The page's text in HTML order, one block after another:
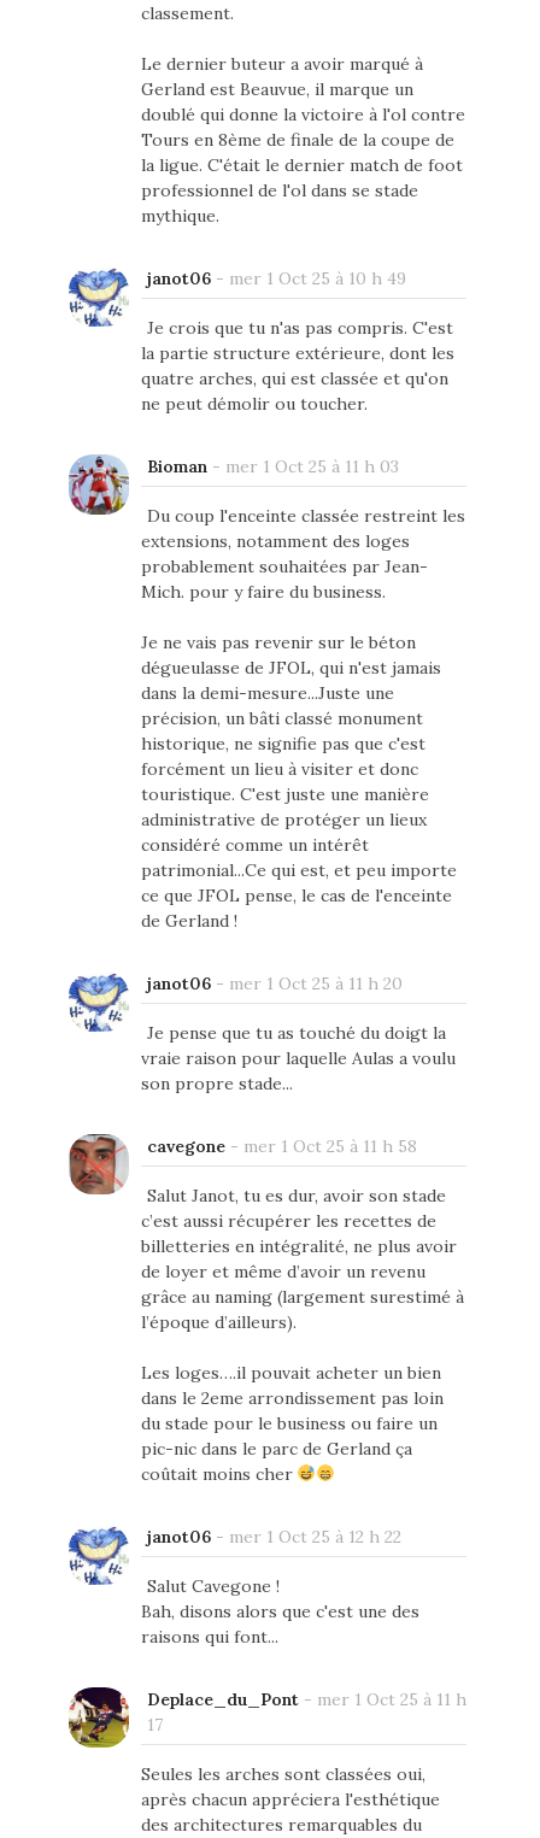
classement.
Le dernier buteur a avoir marqué à
Gerland est Beauvue, il marque un
doublé qui donne la victoire à l'ol contre
Tours en 8ème de finale de la coupe de
la ligue. C'était le dernier match de foot
professionnel de l'ol dans se stade
mythique.
janot06- mer 1 Oct 25 à 10 h 49
Je crois que tu n'as pas compris. C'est
la partie structure extérieure, dont les
quatre arches, qui est classée et qu'on
ne peut démolir ou toucher.
Bioman - mer 1 Oct 25 à 11 h 03
Du coup l'enceinte classée restreint les
extensions, notamment des loges
probablement souhaitées par Jean-
Mich. pour y faire du business.
Je ne vais pas revenir sur le béton
dégueulasse de JFOL, qui n'est jamais
dans la demi-mesure...Juste une
précision, un bâti classé monument
historique, ne signifie pas que c'est
forcément un lieu à visiter et donc
touristique. C'est juste une manière
administrative de protéger un lieux
considéré comme un intérêt
patrimonial...Ce qui est, et peu importe
ce que JFOL pense, le cas de l'enceinte
de Gerland !
janot06- mer 1 Oct 25 à 11 h 20
Je pense que tu as touché du doigt la
vraie raison pour laquelle Aulas a voulu
son propre stade...
cavegone- mer 1 Oct 25 à 11 h 58
Salut Janot, tu es dur, avoir son stade
c’est aussi récupérer les recettes de
billetteries en intégralité, ne plus avoir
de loyer et même d’avoir un revenu
grâce au naming (largement surestimé à
l’époque d’ailleurs).
Les loges….il pouvait acheter un bien
dans le 2eme arrondissement pas loin
du stade pour le business ou faire un
pic-nic dans le parc de Gerland ça
coûtait moins cher
janot06- mer 1 Oct 25 à 12 h 22
Salut Cavegone !
Bah, disons alors que c'est une des
raisons qui font...
Deplace_du_Pont- mer 1 Oct 25 à 11 h
17
Seules les arches sont classées oui,
après chacun appréciera l'esthétique
des architectures remarquables du